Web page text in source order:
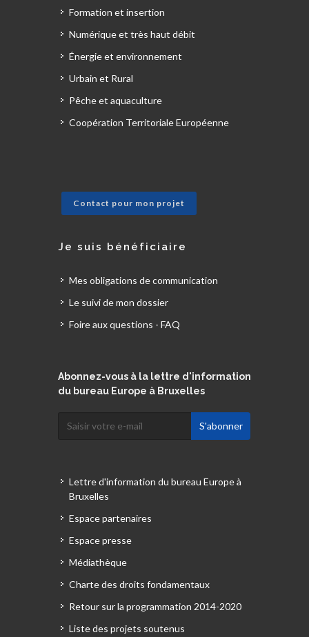
Formation et insertion
Numérique et très haut débit
Énergie et environnement
Urbain et Rural
Pêche et aquaculture
Coopération Territoriale Européenne
Contact pour mon projet
Je suis bénéficiaire
Mes obligations de communication
Le suivi de mon dossier
Foire aux questions - FAQ
Abonnez-vous à la lettre d'information
du bureau Europe à Bruxelles
Lettre d'information du bureau Europe à
Bruxelles
Espace partenaires
Espace presse
Médiathèque
Charte des droits fondamentaux
Retour sur la programmation 2014-2020
Liste des projets soutenus